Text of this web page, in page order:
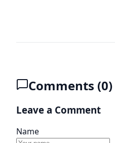
Comments (0)
Leave a Comment
Name